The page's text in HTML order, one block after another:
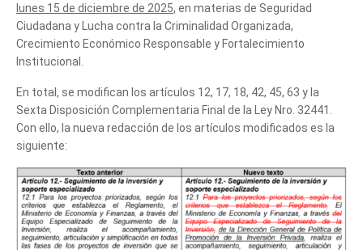
lunes 15 de diciembre de 2025, en materias de Seguridad
Ciudadana y Lucha contra la Criminalidad Organizada,
Crecimiento Económico Responsable y Fortalecimiento
Institucional.
En total, se modifican los artículos 12, 17, 18, 42, 45, 63 y la
Sexta Disposición Complementaria Final de la Ley Nro. 32441.
Con ello, la nueva redacción de los artículos modificados es la
siguiente: